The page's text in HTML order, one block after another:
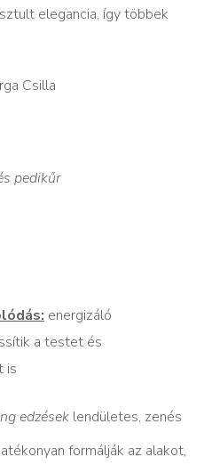
elegancia, így többek
Csilla
pedikűr
energizáló
a testet és
is
edzések lendületes, zenés
formálják az alakot,